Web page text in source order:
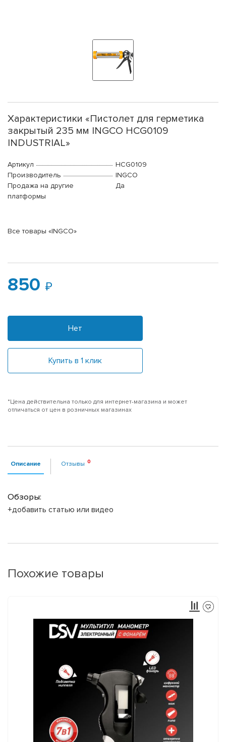
Характеристики «Пистолет для герметика
закрытый 235 мм INGCO HCG0109
INDUSTRIAL»
Артикул
HCG0109
Производитель
INGCO
Продажа на другие
платформы
Да
Все товары «INGCO»
850
Нет
Купить в 1 клик
*Цена действительна только для интернет-магазина и может
отличаться от цен в розничных магазинах
Описание Отзывы
Обзоры:
+добавить статью или видео
Похожие товары